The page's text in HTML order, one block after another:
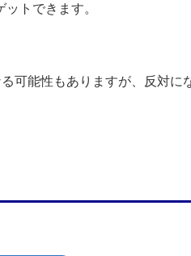
トできます。
可能性もありますが、反対に